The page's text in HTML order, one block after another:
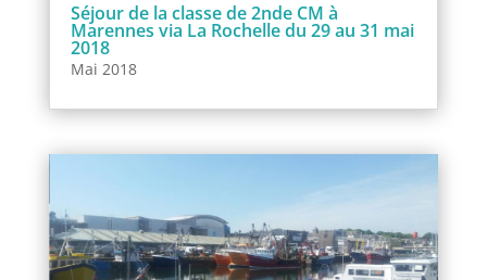
Séjour de la classe de 2nde CM à
Marennes via La Rochelle du 29 au 31 mai
2018
Mai 2018